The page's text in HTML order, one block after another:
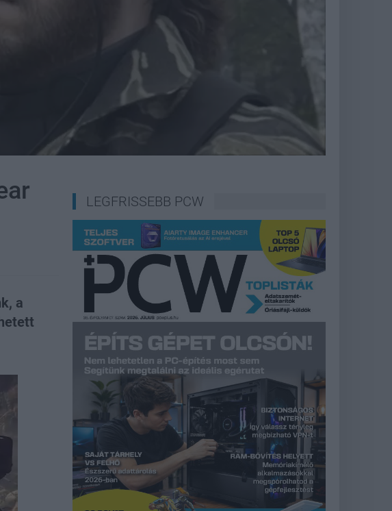
a
LEGFRISSEBB PCW